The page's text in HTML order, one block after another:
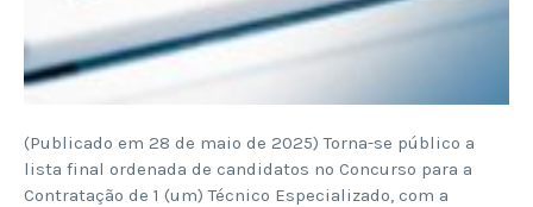
(Publicado em 28 de maio de 2025) Torna-se público a
lista final ordenada de candidatos no Concurso para a
Contratação de 1 (um) Técnico Especializado, com a